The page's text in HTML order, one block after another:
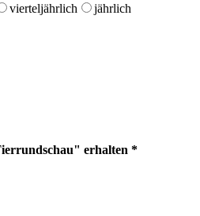
vierteljährlich
jährlich
erhalten *